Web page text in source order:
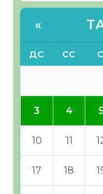
«
ДС СС
3 4 5
10 11
17 18